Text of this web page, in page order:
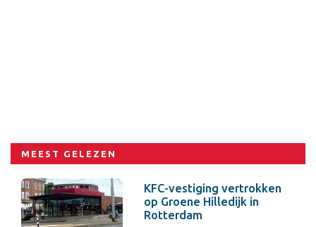
MEEST GELEZEN
KFC-vestiging vertrokken
op Groene Hilledijk in
Rotterdam